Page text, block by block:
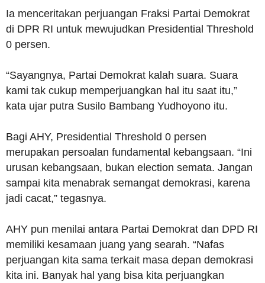
Ia menceritakan perjuangan Fraksi Partai Demokrat
di DPR RI untuk mewujudkan Presidential Threshold
0 persen.
“Sayangnya, Partai Demokrat kalah suara. Suara
kami tak cukup memperjuangkan hal itu saat itu,”
kata ujar putra Susilo Bambang Yudhoyono itu.
Bagi AHY, Presidential Threshold 0 persen
merupakan persoalan fundamental kebangsaan. “Ini
urusan kebangsaan, bukan election semata. Jangan
sampai kita menabrak semangat demokrasi, karena
jadi cacat,” tegasnya.
AHY pun menilai antara Partai Demokrat dan DPD RI
memiliki kesamaan juang yang searah. “Nafas
perjuangan kita sama terkait masa depan demokrasi
kita ini. Banyak hal yang bisa kita perjuangkan